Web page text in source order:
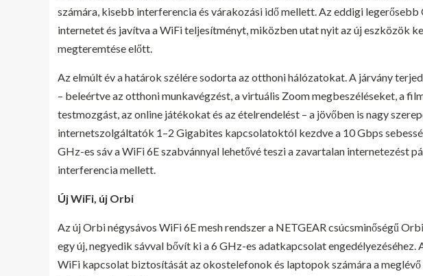
számára, kisebb interferencia és várakozási idő mellett. Az eddigi
internetet és javítva a WiFi teljesítményt, miközben utat nyit az új eszközök
megteremtése előtt.
Az elmúlt év a határok szélére sodorta az otthoni hálózatokat. A járvány
– beleértve az otthoni munkavégzést, a virtuális Zoom megbeszéléseket, a
testmozgást, az online játékokat és az ételrendelést – a jövőben is nagy
internetszolgáltatók 1–2 Gigabites kapcsolatoktól kezdve a 10 Gbps
GHz-es sáv a WiFi 6E szabvánnyal lehetővé teszi a zavartalan internetezést
interferencia mellett.
Új WiFi, új Orbi
Az új Orbi négysávos WiFi 6E mesh rendszer a NETGEAR csúcsminőségű
egy új, negyedik sávval bővít ki a 6 GHz-es adatkapcsolat
WiFi kapcsolat biztosítását az okostelefonok és laptopok számára a